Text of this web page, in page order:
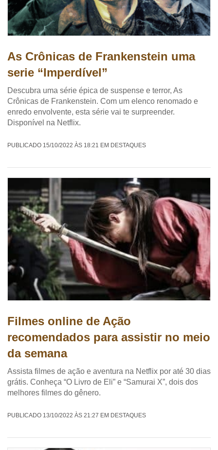
As Crônicas de Frankenstein uma
serie “Imperdível”
Descubra uma série épica de suspense e terror, As
Crônicas de Frankenstein. Com um elenco renomado e
enredo envolvente, esta série vai te surpreender.
Disponível na Netflix.
PUBLICADO 15/10/2022 ÀS 18:21 EM DESTAQUES
Filmes online de Ação
recomendados para assistir no meio
da semana
Assista filmes de ação e aventura na Netflix por até 30 dias
grátis. Conheça “O Livro de Eli” e “Samurai X”, dois dos
melhores filmes do gênero.
PUBLICADO 13/10/2022 ÀS 21:27 EM DESTAQUES